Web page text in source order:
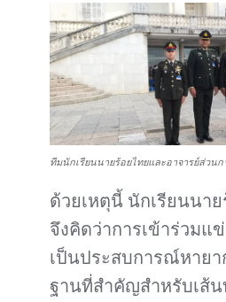
ทีมนักเรียนนายร้อยไทยและอาจารย์ส่วนก
ด้วยเหตุนี้ นักเรียนนา
จึงคิดว่าการเข้าร่วมแ
เป็นประสบการณ์หาย
ฐานที่สำคัญสำหรับเส้น